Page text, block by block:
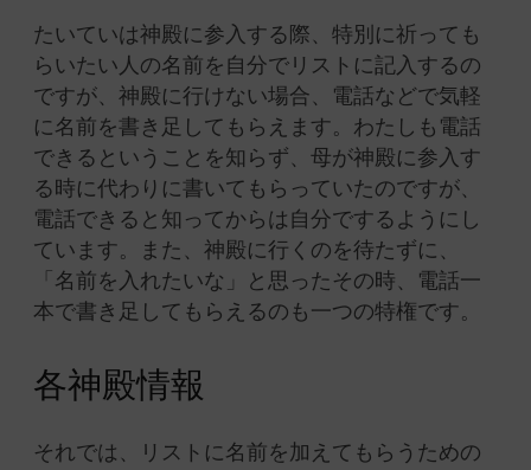
たいていは神殿に参入する際、特別に祈っても
らいたい人の名前を自分でリストに記入するの
ですが、神殿に行けない場合、電話などで気軽
に名前を書き足してもらえます。わたしも電話
できるということを知らず、母が神殿に参入す
る時に代わりに書いてもらっていたのですが、
電話できると知ってからは自分でするようにし
ています。また、神殿に行くのを待たずに、
「名前を入れたいな」と思ったその時、電話一
本で書き足してもらえるのも一つの特権です。
各神殿情報
それでは、リストに名前を加えてもらうための